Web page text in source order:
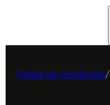
Todos los productos/